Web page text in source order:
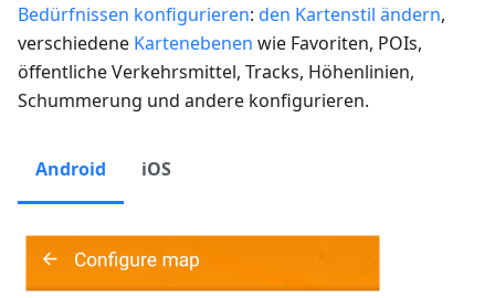
Bedürfnissen konfigurieren: den Kartenstil ändern,
verschiedene Kartenebenen wie Favoriten, POIs,
öffentliche Verkehrsmittel, Tracks, Höhenlinien,
Schummerung und andere konfigurieren.
Android iOS